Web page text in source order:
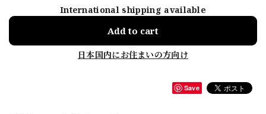
International shipping available
Add to cart
日本国内にお住まいの方向け
Save